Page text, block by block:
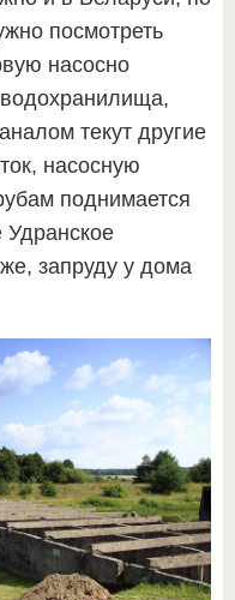
посмотреть
насосно
текут другие
насосную
поднимается
Удранское
запруду у дома